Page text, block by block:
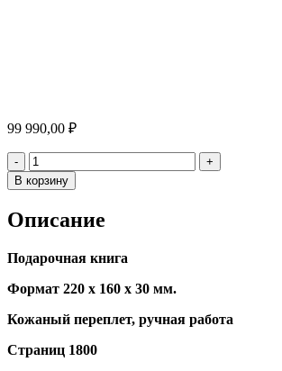
99 990,00 ₽
- Количество
+
В корзину
Описание
Подарочная книга
Формат 220 х 160 х 30 мм.
Кожаный переплет, ручная работа
Страниц 1800